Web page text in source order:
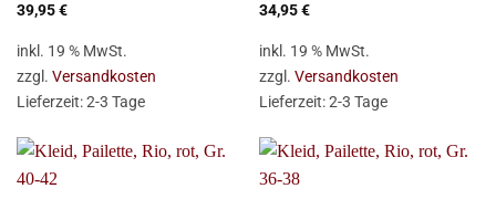
39,95€
inkl. 19 % MwSt.
zzgl. Versandkosten
Lieferzeit:2-3 Tage
34,95€
inkl. 19 % MwSt.
zzgl. Versandkosten
Lieferzeit:2-3 Tage